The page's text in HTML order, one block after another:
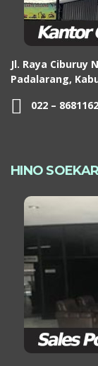
Jl. Raya Ciburuy
Padalarang,
022 –
HINO